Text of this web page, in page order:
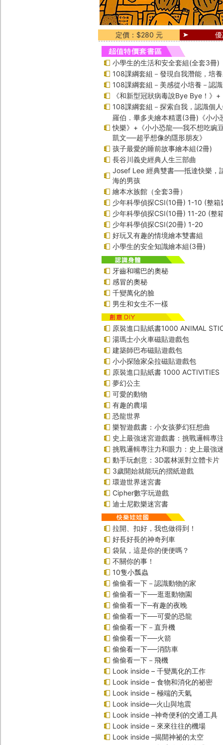
定價：$280 元
小學生的生活和安全套組(全套3冊)
108課綱套組－發現自我潛能，培
108課綱套組－美感從小培養－認
《和新型冠狀病毒說Bye Bye！》
108課綱套組－探索自我，認識個
羅伯．畢多夫繪本精選(3冊)《小
快樂》+《小小恐龍──我不想吃豌
凱文──超乎想像的隱形朋友》
孩子最愛的睡前故事繪本組(2冊)
長谷川義史經典人生三部曲
Josef Lee 經典雙書──抵達快樂，
海的男孩
繪本水族館（全套3冊）
少年科學偵探CSI(10冊) 1-10 (整箱
少年科學偵探CSI(10冊) 11-20 (整
少年科學偵探CSI(20冊) 1-20
好玩又有趣的情境繪本雙書組
小學生的安全知識繪本組(3冊)
牙齒和嘴巴的奧秘
感冒的奧秘
千變萬化的臉
男生和女生不一樣
原裝進口貼紙書1000 ANIMAL
湯瑪士小火車磁貼遊戲包
建築師巴布磁貼遊戲包
小小探險家朵拉磁貼遊戲包
原裝進口貼紙書 1000 ACTIVITIES
夢幻公主
可愛的動物
有趣的農場
恐龍世界
樂智遊戲書：小女孩夢幻狂想曲
史上最強迷宮遊戲書：挑戰邏輯專
挑戰邏輯專注力和眼力：史上最強
動手玩創意：3D叢林派對立體卡片
3歲開始就能玩的摺紙遊戲
環遊世界迷宮書
Cipher數字玩遊戲
迪士尼歡樂迷宮書
拉開、扣好，我也做得到！
好長好長的神奇列車
袋鼠，這是你的便便嗎？
不關你的事！
10隻小瓢蟲
偷偷看一下－認識動物的家
偷偷看一下──逛逛動物園
偷偷看一下─有趣的夜晚
偷偷看一下──可愛的恐龍
偷偷看一下－直升機
偷偷看一下──火箭
偷偷看一下──消防車
偷偷看一下－飛機
Look inside – 千變萬化的工作
Look inside – 食物和消化的祕密
Look inside – 極端的天氣
Look inside—火山與地震
Look inside –神奇便利的交通工具
Look inside – 來來往往的機場
Look inside –揭開神祕的太空